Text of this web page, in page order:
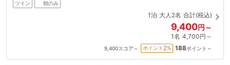
ツイン 朝のみ
1泊 大人2名 合計(税込)
9,400円～
1名 4,700円～
9,400スコア～ ポイント 2% 188ポイント～